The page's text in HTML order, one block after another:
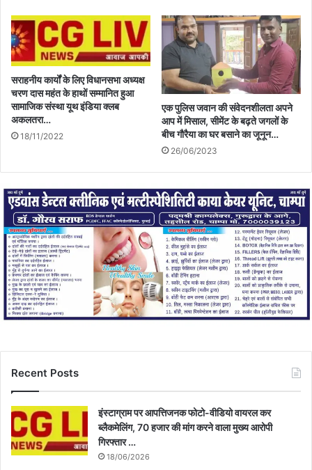
सराहनीय कार्यों के लिए विधानसभा अध्यक्ष
चरण दास महंत के हाथों सम्मानित हुआ
सामाजिक संस्था यूथ इंडिया क्लब
अकलतरा…
18/11/2022
एक पुलिस जवान की संवेदनशीलता अपने
आप में मिसाल, सीमेंट के बढ़ते जगलों के
बीच गौरैया का घर बसाने का जूनून…
26/06/2023
Recent Posts
इंस्टाग्राम पर आपत्तिजनक फोटो-वीडियो वायरल कर
ब्लैकमेलिंग, 70 हजार की मांग करने वाला मुख्य आरोपी
गिरफ्तार …
18/06/2026